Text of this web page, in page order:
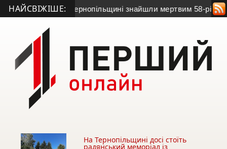
НАЙСВІЖІШЕ:
на Тернопільщині знайшли мертвим 58-річного
На Тернопільщині досі стоїть
радянський меморіал із